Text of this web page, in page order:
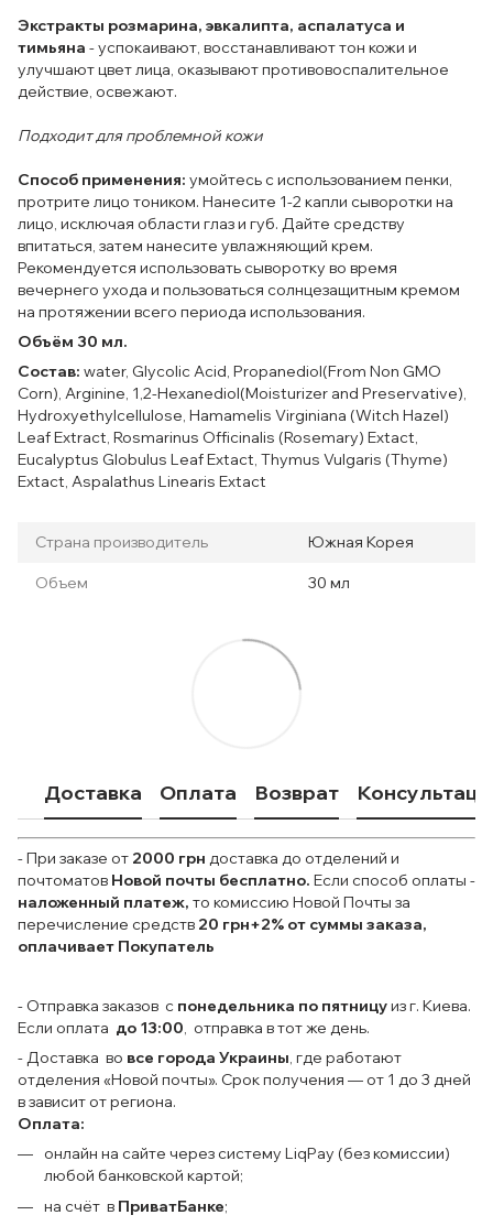
Экстракты розмарина, эвкалипта, аспалатуса и
тимьяна - успокаивают, восстанавливают тон кожи и
улучшают цвет лица, оказывают противовоспалительное
действие, освежают.
Подходит для проблемной кожи
Способ применения: умойтесь с использованием пенки,
протрите лицо тоником. Нанесите 1-2 капли сыворотки на
лицо, исключая области глаз и губ. Дайте средству
впитаться, затем нанесите увлажняющий крем.
Рекомендуется использовать сыворотку во время
вечернего ухода и пользоваться солнцезащитным кремом
на протяжении всего периода использования.
Объём 30 мл.
Состав: water, Glycolic Acid, Propanediol(From Non GMO
Corn), Arginine, 1,2-Hexanediol(Moisturizer and Preservative),
Hydroxyethylcellulose, Hamamelis Virginiana (Witch Hazel)
Leaf Extract, Rosmarinus Officinalis (Rosemary) Extact,
Eucalyptus Globulus Leaf Extact, Thymus Vulgaris (Thyme)
Extact, Aspalathus Linearis Extact
Страна производитель Южная Корея
Объем 30 мл
Доставка Оплата Возврат
- При заказе от 2000 грн доставка до отделений и
почтоматов Новой почты бесплатно. Если способ оплаты -
наложенный платеж, то комиссию Новой Почты за
перечисление средств 20 грн+2% от суммы заказа,
оплачивает Покупатель
- Отправка заказов с понедельника по пятницуиз г. Киева.
Если оплата до 13:00 , отправка в тот же день.
- Доставка во все города Украины , где работают
отделения «Новой почты». Срок получения — от 1 до 3 дней
в зависит от региона.
Оплата:
онлайн на сайте через систему LiqPay (без комиссии)
любой банковской картой;
на счёт в ПриватБанке;